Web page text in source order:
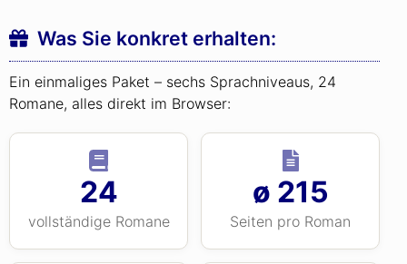
Was Sie konkret erhalten:
Ein einmaliges Paket – sechs Sprachniveaus, 24
Romane, alles direkt im Browser:
24
vollständige Romane
ø 215
Seiten pro Roman